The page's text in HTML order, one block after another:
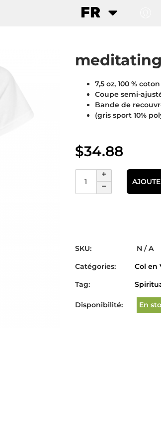
FR
7,5 oz, 100 %
Coupe semi-
Bande de
(gris sport 10%
$34.88
SKU:
N / A
Catégories:
Col en
Tag:
Disponibilité: En